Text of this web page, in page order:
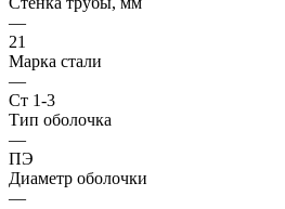
—
21
Марка стали
—
Ст 1-3
Тип оболочка
—
ПЭ
Диаметр оболочки
—